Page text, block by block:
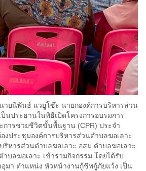
ายนิพันธ์ แวยูโซ๊ะ นายกองค์การบริหารส่วน
ป็นประธานในพิธีเปิดโครงการอบรมการ
การช่วยชีวิตขั้นพื้นฐาน (CPR) ประจำ
ประชุมองค์การบริหารส่วนตำบลฆอเลาะ
ริหารส่วนตำบลฆอเลาะ อสม.ตำบลฆอเลาะ
บลฆอเลาะ เข้าร่วมกิจกรรม โดยได้รับ
อุมา ตำแหน่ง หัวหน้างานกู้ชีพกู้ภัยแว้ง เป็น